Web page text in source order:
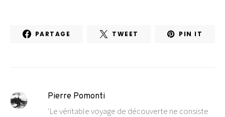
PARTAGE TWEET PIN IT
Pierre Pomonti
'Le véritable voyage de découverte ne consiste